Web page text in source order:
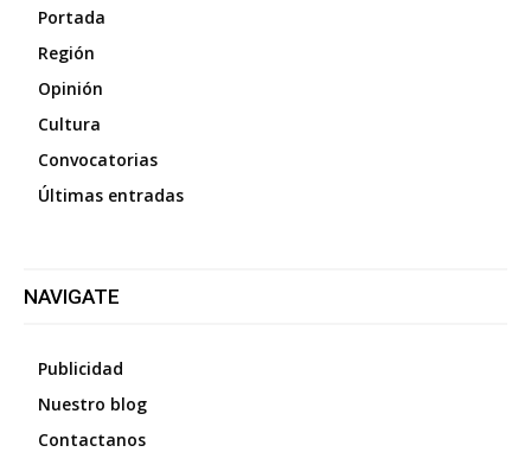
Portada
Región
Opinión
Cultura
Convocatorias
Últimas entradas
NAVIGATE
Publicidad
Nuestro blog
Contactanos